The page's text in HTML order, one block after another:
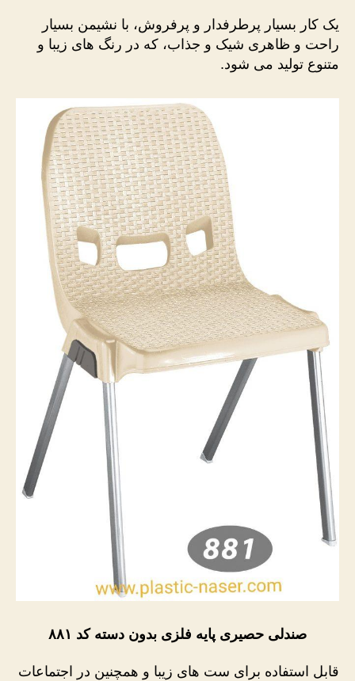
یک کار بسیار پرطرفدار و پرفروش، با نشیمن بسیار
راحت و ظاهری شیک و جذاب، که در رنگ های زیبا و
متنوع تولید می شود.
صندلی حصیری پایه فلزی بدون دسته کد ۸۸۱
قابل استفاده برای ست های زیبا و همچنین در اجتماعات